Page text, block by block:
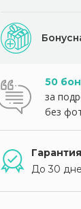
50
за
без
До 30